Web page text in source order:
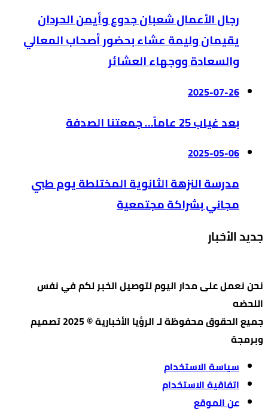
رجال الأعمال شعبان جدوع وأيمن الحردان
يقيمان وليمة عشاء بحضور أصحاب المعالي
والسعادة ووجهاء العشائر
2025-07-26
بعد غياب 25 عاماً… جمعتنا الصدفة
2025-05-06
مدرسة النزهة الثانوية المختلطة يوم طبي
مجاني بشراكة مجتمعية
جديد الأخبار
نحن نعمل على مدار اليوم لتوصيل الخبر لكم في نفس
اللحضه
جميع الحقوق محفوظة لـ الرؤيا الأخبارية © 2025 تصميم
وبرمجة
سياسة الاستخدام
اتفاقية الاستخدام
عن الموقع